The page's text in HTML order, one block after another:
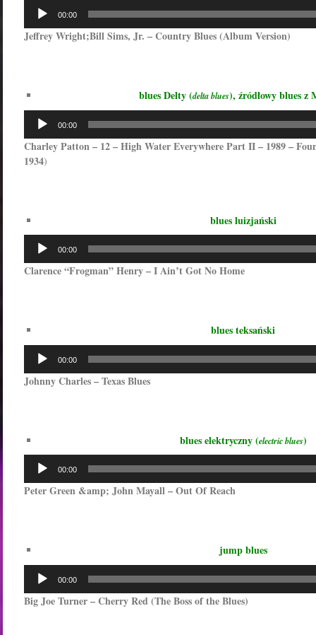
Odtwarzacz
plików
dźwiękowych
00:00
Jeffrey Wright;Bill Sims, Jr. – Country Blues (Album Version)
blues Delty (delta blues), źródłowy blues z
Odtwarzacz
plików
dźwiękowych
00:00
Charley Patton – 12 – High Water Everywhere Part II – 1989 –
1934)
blues luizjański
Odtwarzacz
plików
dźwiękowych
00:00
Clarence “Frogman” Henry – I Ain’t Got No Home
blues teksański
Odtwarzacz
plików
dźwiękowych
00:00
Johnny Charles – Texas Blues
blues elektryczny (electric blues)
Odtwarzacz
plików
dźwiękowych
00:00
Peter Green &amp; John Mayall – Out Of Reach
jump blues
Odtwarzacz
plików
dźwiękowych
00:00
Big Joe Turner – Cherry Red (The Boss of the Blues)